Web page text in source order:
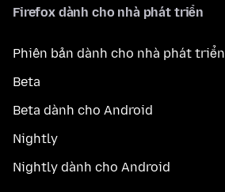
Firefox dành cho nhà phát triển
Phiên bản dành cho nhà phát triển
Beta
Beta dành cho Android
Nightly
Nightly dành cho Android